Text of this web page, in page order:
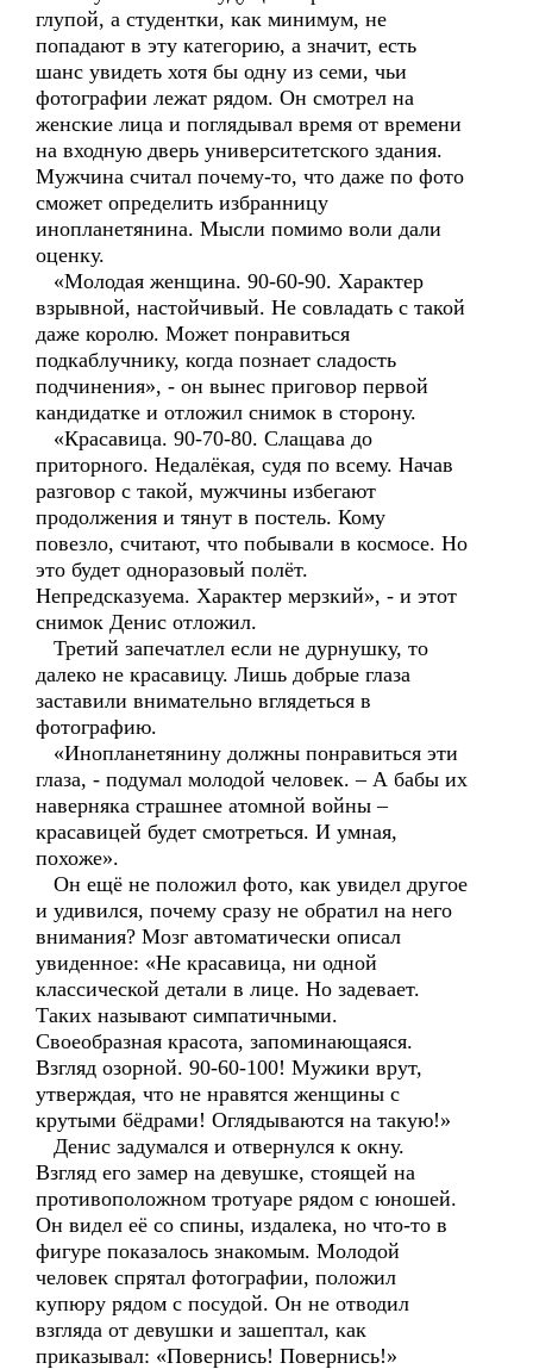
глупой, а студентки, как минимум, не
попадают в эту категорию, а значит, есть
шанс увидеть хотя бы одну из семи, чьи
фотографии лежат рядом. Он смотрел на
женские лица и поглядывал время от времени
на входную дверь университетского здания.
Мужчина считал почему-то, что даже по фото
сможет определить избранницу
инопланетянина. Мысли помимо воли дали
оценку.
«Молодая женщина. 90-60-90. Характер
взрывной, настойчивый. Не совладать с такой
даже королю. Может понравиться
подкаблучнику, когда познает сладость
подчинения», - он вынес приговор первой
кандидатке и отложил снимок в сторону.
«Красавица. 90-70-80. Слащава до
приторного. Недалёкая, судя по всему. Начав
разговор с такой, мужчины избегают
продолжения и тянут в постель. Кому
повезло, считают, что побывали в космосе. Но
это будет одноразовый полёт.
Непредсказуема. Характер мерзкий», - и этот
снимок Денис отложил.
Третий запечатлел если не дурнушку, то
далеко не красавицу. Лишь добрые глаза
заставили внимательно вглядеться в
фотографию.
«Инопланетянину должны понравиться эти
глаза, - подумал молодой человек. – А бабы их
наверняка страшнее атомной войны –
красавицей будет смотреться. И умная,
похоже».
Он ещё не положил фото, как увидел другое
и удивился, почему сразу не обратил на него
внимания? Мозг автоматически описал
увиденное: «Не красавица, ни одной
классической детали в лице. Но задевает.
Таких называют симпатичными.
Своеобразная красота, запоминающаяся.
Взгляд озорной. 90-60-100! Мужики врут,
утверждая, что не нравятся женщины с
крутыми бёдрами! Оглядываются на такую!»
Денис задумался и отвернулся к окну.
Взгляд его замер на девушке, стоящей на
противоположном тротуаре рядом с юношей.
Он видел её со спины, издалека, но что-то в
фигуре показалось знакомым. Молодой
человек спрятал фотографии, положил
купюру рядом с посудой. Он не отводил
взгляда от девушки и зашептал, как
приказывал: «Повернись! Повернись!»